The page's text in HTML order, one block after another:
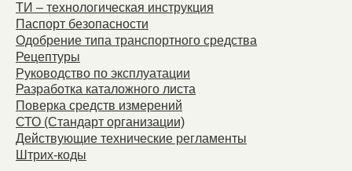
ТИ – технологическая инструкция
Паспорт безопасности
Одобрение типа транспортного средства
Рецептуры
Руководство по эксплуатации
Разработка каталожного листа
Поверка средств измерений
СТО (Стандарт организации)
Действующие технические регламенты
Штрих-коды